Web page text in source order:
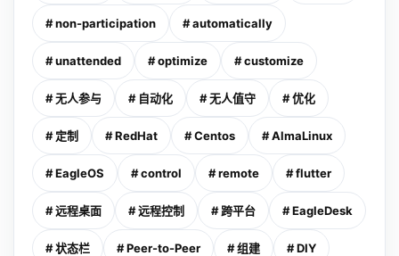
# non-participation # automatically
# unattended # optimize # customize
# 无人参与 # 自动化 # 无人值守 # 优化
# 定制 # RedHat # Centos # AlmaLinux
# EagleOS # control # remote # flutter
# 远程桌面 # 远程控制 # 跨平台 # EagleDesk
# 状态栏 # Peer-to-Peer # 组建 # DIY